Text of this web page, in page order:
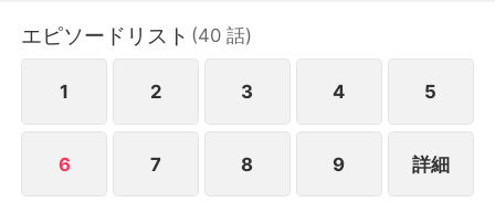
勝ち取る。そして、菊乃が選んだのは、偶然居合わせ
た“下僕姿”の青年だった。「この人と結婚します」
――嘲る家族を前に、身なりではなく人柄を信じて選
介だった。 「自分の幸せを掴み、運命を変える」、
優しくて気強い、美しき大正浪漫風物語である。"
エピソードリスト (40 話)
1 2 3 4 5
6 7 8 9 詳細